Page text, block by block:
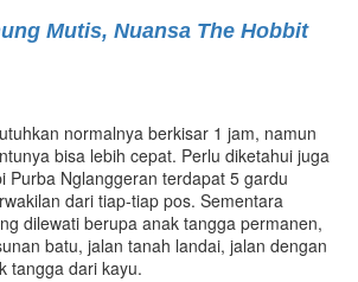
Mutis, Nuansa The Hobbit
normalnya berkisar 1 jam, namun
bisa lebih cepat. Perlu diketahui juga
Purba Nglanggeran terdapat 5 gardu
dari tiap-tiap pos. Sementara
dilewati berupa anak tangga permanen,
batu, jalan tanah landai, jalan dengan
tangga dari kayu.